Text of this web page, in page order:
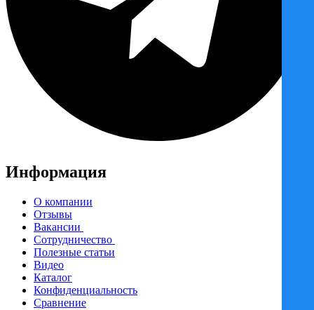
Информация
О компании
Отзывы
Вакансии
Сотрудничество
Полезные статьи
Видео
Каталог
Конфиденциальность
Сравнение